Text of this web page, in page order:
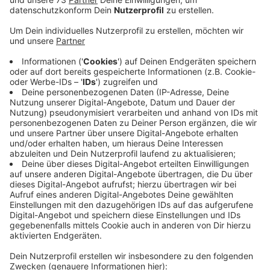
Anzeige
Neujahrsbaby 2026 in Bocholt geboren
Anzeige
Wir gratulieren ganz herzlich! Finn ist das Neujahrsbaby
im St. Agnes Hospital Bocholt. Die erste Geburt des
neuen Jahres ließ im St. Agnes Hospital Bocholt nicht
lange auf sich warten. Um 07:02 Uhr erblickte der
kleine Finn das Licht der Welt. Die Eltern, Sarah und
Robin Telaar, freuten sich riesig über den 55
Zentimeter großen und 4050 Gramm schweren
Nachwuchs. Für sie ist es das zweite Kind. Die kleine
Familie aus Bocholt ist wohlauf und freut sich nun
auf die bevorstehende Zeit zu viert.